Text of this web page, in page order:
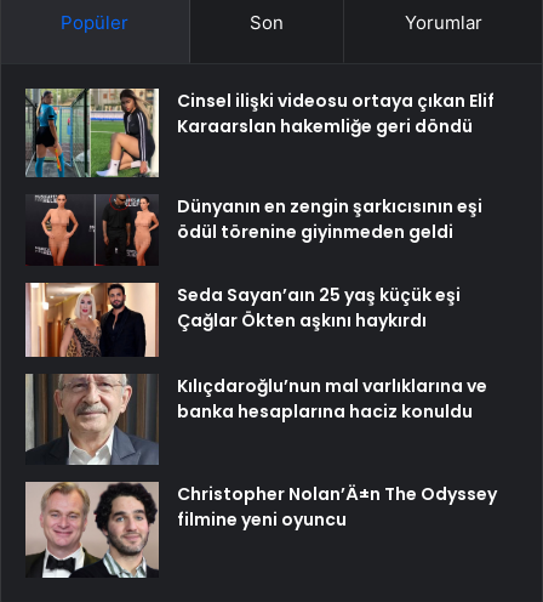
Popüler Son Yorumlar
Cinsel ilişki videosu ortaya çıkan Elif
Karaarslan hakemliğe geri döndü
Dünyanın en zengin şarkıcısının eşi
ödül törenine giyinmeden geldi
Seda Sayan’aın 25 yaş küçük eşi
Çağlar Ökten aşkını haykırdı
Kılıçdaroğlu’nun mal varlıklarına ve
banka hesaplarına haciz konuldu
Christopher Nolan’Ä±n The Odyssey
filmine yeni oyuncu